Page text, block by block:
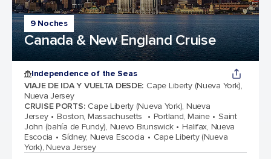
9 Noches
Canada & New England Cruise
Independence of the Seas
VIAJE DE IDA Y VUELTA DESDE: Cape Liberty (Nueva York),
Nueva Jersey
CRUISE PORTS: Cape Liberty (Nueva York), Nueva
Jersey
Boston, Massachusetts Portland, Maine
Saint
John (bahía de Fundy), Nuevo Brunswick
Halifax, Nueva
Escocia
Sídney, Nueva Escocia
Cape Liberty (Nueva
York), Nueva Jersey